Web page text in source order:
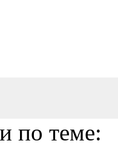
по теме: